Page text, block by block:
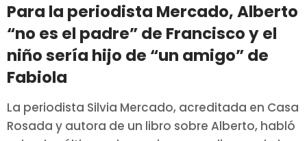
Para la periodista Mercado, Alberto
“no es el padre” de Francisco y el
niño sería hijo de “un amigo” de
Fabiola
La periodista Silvia Mercado, acreditada en Casa
Rosada y autora de un libro sobre Alberto, habló